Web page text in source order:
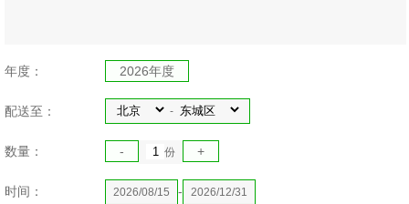
年度： 2026年度
配送至： -
数量： - 份 +
时间： 2026/08/15 - 2026/12/31